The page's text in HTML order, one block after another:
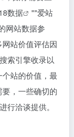
数据 ""爱站
网站数据参
站价值评估因
索引擎收录以
站的价值，最
，一些确切的
行洽谈提供。